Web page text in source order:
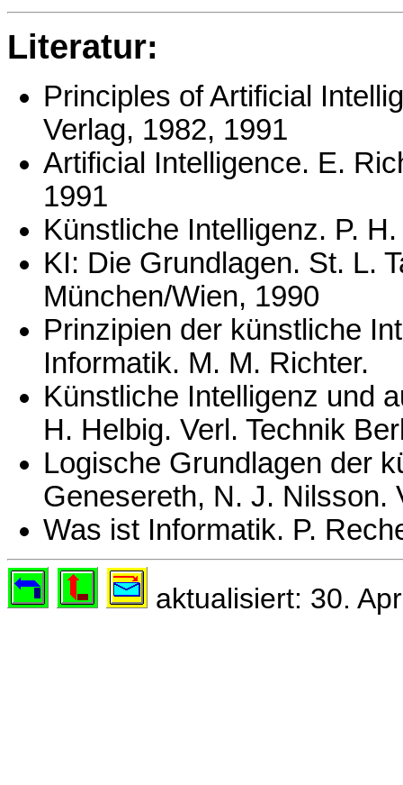
Literatur:
Principles of Artificial
Verlag, 1982, 1991
Artificial Intelligence. E.
1991
Künstliche Intelligenz. P.
KI: Die Grundlagen. St. L.
München/Wien, 1990
Prinzipien der künstliche
Informatik. M. M. Richter.
Künstliche Intelligenz und
H. Helbig. Verl. Technik
Logische Grundlagen der
Genesereth, N. J. Nilsson.
Was ist Informatik. P.
aktualisiert: 30.